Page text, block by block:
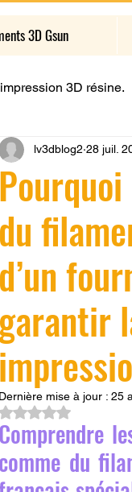
3D Gsun
impression 3D résine.
LV3D
3D
imprimante 3D
X2D
du
d’un
garantir
lv3dblog2 28 juil.
Dernière mise à jour : 25
Noté NaN étoiles
Comprendre
comme du